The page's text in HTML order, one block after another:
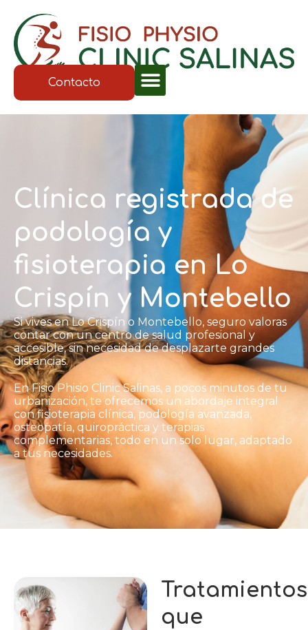
Contacto
Clínica registrada de
podología y
fisioterapia en Lo
Crispín y Montebello
Si vives en Lo Crispín o Montebello, seguro valoras
contar con un centro de salud profesional y
accesible, sin necesidad de desplazarte grandes
distancias.
En Fisio Phisio Clinic Salinas, a pocos minutos de tu
urbanización, te ofrecemos un abordaje integral
con fisioterapia clínica, podología avanzada,
osteopatía, quiropráctica y terapias
complementarias, todo en un solo lugar, adaptado
a tus necesidades.
Tratamientos
que